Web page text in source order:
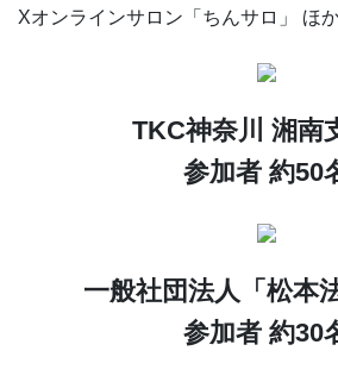
Xオンラインサロン「ちんサロ」 ほ
TKC神奈川 湘南
参加者 約50
一般社団法人「松本
参加者 約30